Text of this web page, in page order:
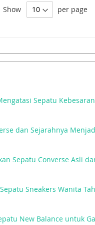
Show per page
Sepatu Kebesaran
Sepatu Converse Asli
Sneakers Wanita